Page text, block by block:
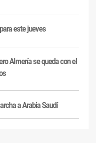
este jueves
Almería se queda con el
a Arabia Saudí